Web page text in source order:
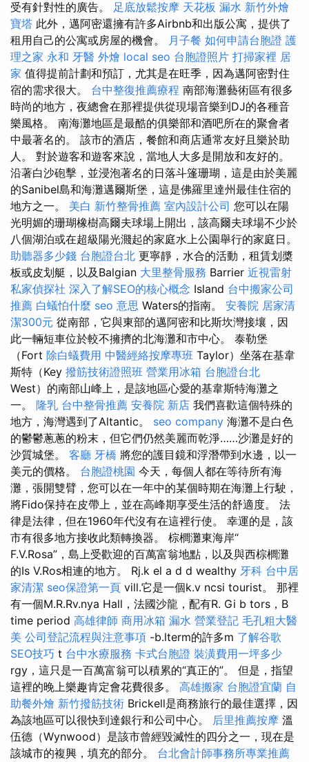
受有針對性的廣告。 足底放鬆按摩 天花板 漏水 新竹外燴
寶塔 此外，邁阿密還擁有許多Airbnb和出版公寓，提供了
租用自己的公寓或房屋的機會。 月子餐 如何申請台胞證 護
理之家 永和 牙醫 外燴 local seo 台胞證照片 打掃家裡 居
家 值得提前計劃和預訂，尤其是在旺季，因為邁阿密對住
宿的需求很大。 台中整復推薦療程 南部海灘藝術區有很多
時尚的地方，夜總會在那裡提供從現場音樂到DJ的各種音
樂風格。 南海灘地區是最酷的俱樂部和酒吧所在的聚會者
中最著名的。 該市的酒店，餐館和商店通常友好且樂於助
人。 對於遊客和遊客來說，當地人大多是開放和友好的。
沿著白沙砲擊，並浸泡著名的日落斗篷珊瑚，這是由於美麗
的Sanibel島和海灘邁爾斯堡，這是佛羅里達州最佳住宿的
地方之一。 美白 新竹整骨推薦 室內設計公司 您可以在陽
光明媚的珊瑚橡樹高爾夫球場上開出，該高爾夫球場不少於
八個湖泊或在超級陽光濺起的家庭水上公園舉行的家庭日。
助聽器多少錢 台胞證台北 更寧靜，水合的活動，租賃划槳
板或皮划艇，以及Balgian 大里整骨服務 Barrier 近視雷射
私家偵探社 深入了解SEO的核心概念 Island 台中搬家公司
推薦 白蟻怕什麼 seo 意思 Waters的指南。 安養院 居家清
潔300元 從南部，它與東部的邁阿密和比斯坎灣接壤，因
此一輛短車位於較不擁擠的北海灘和市中心。 泰勒堡
（Fort 除白蟻費用 中醫經絡按摩專班 Taylor）坐落在基韋
斯特（Key 撥筋技術證照班 營業用冰箱 台胞證台北
West）的南部山峰上，是該地區心愛的基韋斯特海灘之
一。 隆乳 台中整骨推薦 安養院 新店 我們喜歡這個特殊的
地方，海灣遇到了Altantic。 seo company 海灘不是白色
的鬱鬱蔥蔥的粉末，但它們仍然美麗而乾淨……沙灘是好的
沙質城堡。 客廳 牙橋 將您的護目鏡和浮潛帶到水邊，以一
美元的價格。 台胞證桃園 今天，每個人都在等待所有海
灘，張開雙臂，您可以在一年中的某個時期在海灘上行駛，
將Fido保持在皮帶上，並在高峰期享受生活的舒適度。 法
律是法律，但在1960年代沒有在這裡行使。 幸運的是，該
市有很多地方接收此類轉換器。 棕櫚灘東海岸“
F.V.Rosa”，島上受歡迎的百萬富翁地點，以及與西棕櫚灘
的Is V.Ros相連的地方。 Rj.k el a d d wealthy 牙科 台中居
家清潔 seo保證第一頁 vill.它是一個k.v ncsi tourist。 那裡
有一個M.R.Rv.nya Hall，法國沙龍，配有R. Gi b tors，B
time period 高雄律師 商用冰箱 漏水 營業登記 毛孔粗大醫
美 公司登記流程與注意事項 -b.lterm的許多m 了解谷歌
SEO技巧 t 台中水療服務 卡式台胞證 裝潢費用一坪多少
rgy，這只是一百萬富翁可以積累的“真正的”。 但是，指望
這裡的晚上樂趣肯定會花費很多。 高雄搬家 台胞證宜蘭 自
助餐外燴 新竹撥筋技術 Brickell是商務旅行的最佳選擇，因
為該地區可以很快到達銀行和公司中心。 后里推薦按摩 溫
伍德（Wynwood）是該市曾經毀滅性的四分之一，現在是
該城市的複興，填充的部分。 台北會計師事務所專業推薦